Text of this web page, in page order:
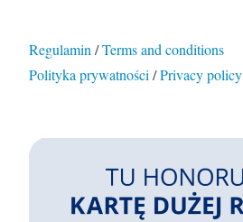
Regulamin/Terms and conditions
Polityka prywatności/Privacy policy